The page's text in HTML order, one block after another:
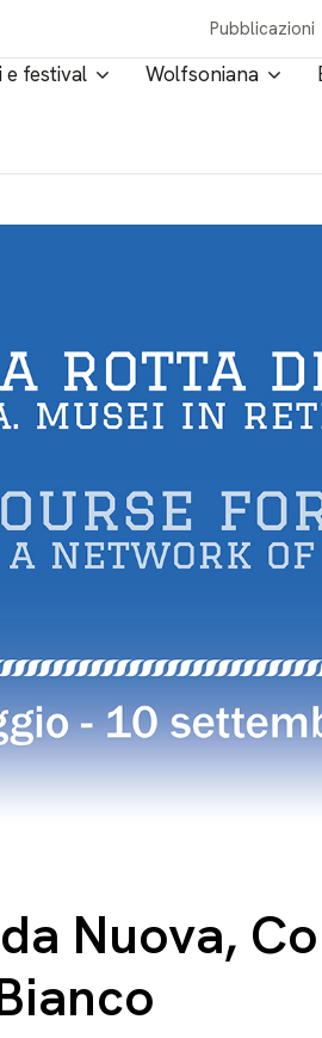
Pubblicazioni
e festival Wolfsoniana
Nuova,